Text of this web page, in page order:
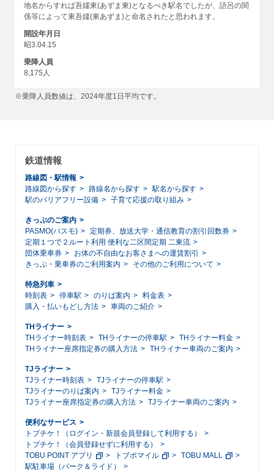
地名からすれば吾嬬東(あずま東)となるべき駅名でしたが、語呂の関
係等によって東吾嬬(東あずま)と命名されたと思われます。
開設年月日
昭3.04.15
乗降人員
8,175人
※乗降人員数値は、2024年度1日平均です。
鉄道情報
路線図・駅情報
路線図から探す
路線名から探す
駅名から探す
駅のバリアフリー設備
子育て応援の取り組み
きっぷのご案内
PASMO(パスモ)
定期券、放送大学・通信教育の割引回数券
定期１つで２ルート利用 便利な二区間定期 二東流
団体乗車券
お体の不自由なお客さまへの運賃割引
きっぷ・乗車券のご利用案内
その他のご利用について
特急列車
時刻表
停車駅 のりば案内
料金表
購入・払いもどし方法
車両のご紹介
THライナー
THライナー時刻表
THライナーの停車駅
THライナー料金
THライナー座席指定券の購入方法
THライナー車両のご案内
TJライナー
TJライナー時刻表
TJライナーの停車駅
TJライナーのりば案内
TJライナー料金
TJライナー座席指定券の購入方法
TJライナー車両のご案内
便利なサービス
トブチケ！（ログイン・新規会員登録して利用する）
トブチケ！（会員登録せずに利用する）
TOBU POINT アプリ
トブポマイル
TOBU MALL
駅駐車場（パーク＆ライド）